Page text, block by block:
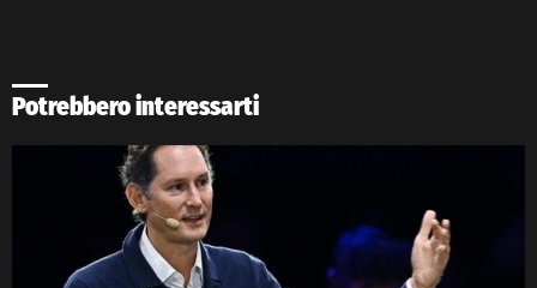
Potrebbero interessarti